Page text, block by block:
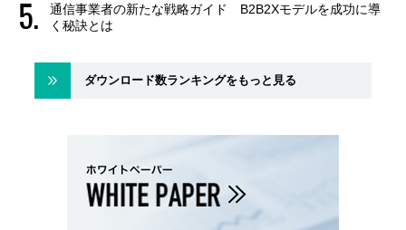
通信事業者の新たな戦略ガイド B2B2Xモデルを成功に導
く秘訣とは
ダウンロード数ランキングをもっと見る